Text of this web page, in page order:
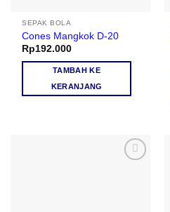
SEPAK BOLA
Cones Mangkok D-20
Rp192.000
TAMBAH KE
KERANJANG